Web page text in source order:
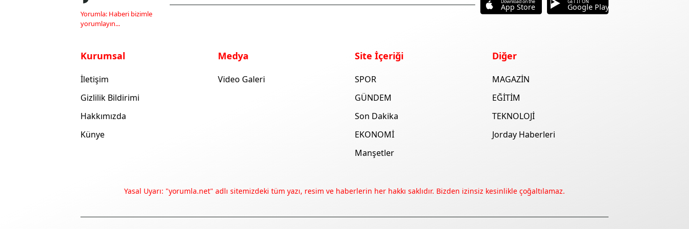
Yorumla: Haberi bizimle
yorumlayın...
App Store Google Play
Kurumsal
İletişim
Gizlilik Bildirimi
Hakkımızda
Künye
Medya
Video Galeri
Site İçeriği
SPOR
GÜNDEM
Son Dakika
EKONOMİ
Manşetler
Diğer
MAGAZİN
EĞİTİM
TEKNOLOJİ
Jorday Haberleri
Yasal Uyarı: "yorumla.net" adlı sitemizdeki tüm yazı, resim ve haberlerin her hakkı saklıdır. Bizden izinsiz kesinlikle çoğaltılamaz.